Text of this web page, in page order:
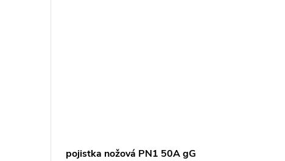
pojistka nožová PN1 50A gG